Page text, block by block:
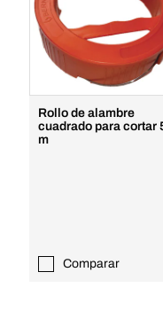
Rollo de alambre
cuadrado para cortar
m
Comparar